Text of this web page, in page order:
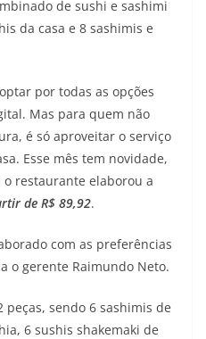
de sushi e sashimi
da casa e 8 sashimis e
por todas as opções
Mas para quem não
é só aproveitar o serviço
Esse mês tem novidade,
restaurante elaborou a
de R$ 89,92.
com as preferências
o gerente Raimundo Neto.
sendo 6 sashimis de
6 sushis shakemaki de